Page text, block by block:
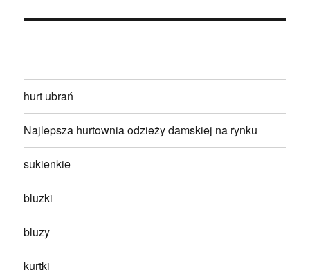
hurt ubrań
Najlepsza hurtownia odzieży damskiej na rynku
sukienkie
bluzki
bluzy
kurtki